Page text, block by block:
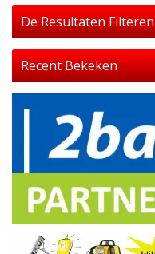
De Resultaten Filteren
Recent Bekeken